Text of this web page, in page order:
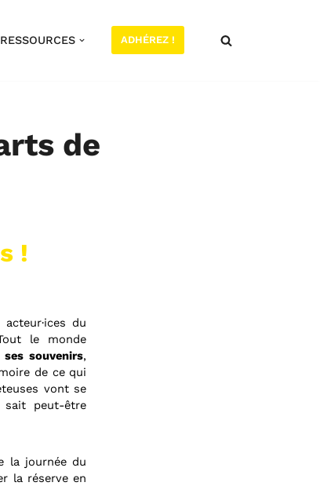
RESSOURCES ADHÉREZ !
de
!
du
le monde
ses souvenirs,
de ce qui
vont se
peut-être
la journée du
la réserve en